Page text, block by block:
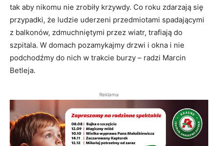
tak aby nikomu nie zrobiły krzywdy. Co roku zdarzają się
przypadki, że ludzie uderzeni przedmiotami spadającymi
z balkonów, zdmuchniętymi przez wiatr, trafiają do
szpitala. W domach pozamykajmy drzwi i okna i nie
podchodźmy do nich w trakcie burzy – radzi Marcin
Betleja.
Reklama